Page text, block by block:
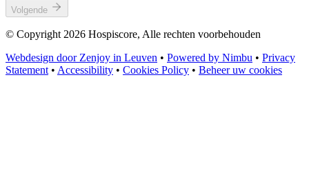
Volgende
© Copyright 2026 Hospiscore, Alle rechten voorbehouden
Webdesign door Zenjoy in Leuven • Powered by Nimbu • Privacy
Statement • Accessibility • Cookies Policy • Beheer uw cookies